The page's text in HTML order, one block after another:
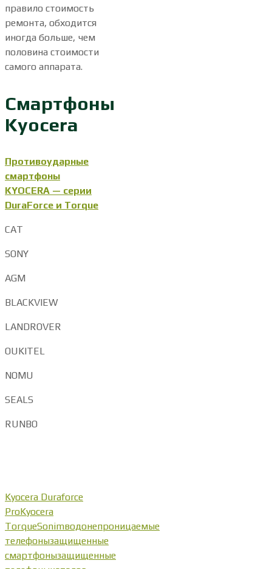
правило стоимость
ремонта, обходится
иногда больше, чем
половина стоимости
самого аппарата.
Смартфоны
Kyocera
Противоударные
смартфоны
KYOCERA — серии
DuraForce и Torque
CAT
SONY
AGM
BLACKVIEW
LANDROVER
OUKITEL
NOMU
SEALS
RUNBO
Kyocera Duraforce
ProKyocera
TorqueSonimводонепроницаемые
телефонызащищенные
смартфонызащищенные